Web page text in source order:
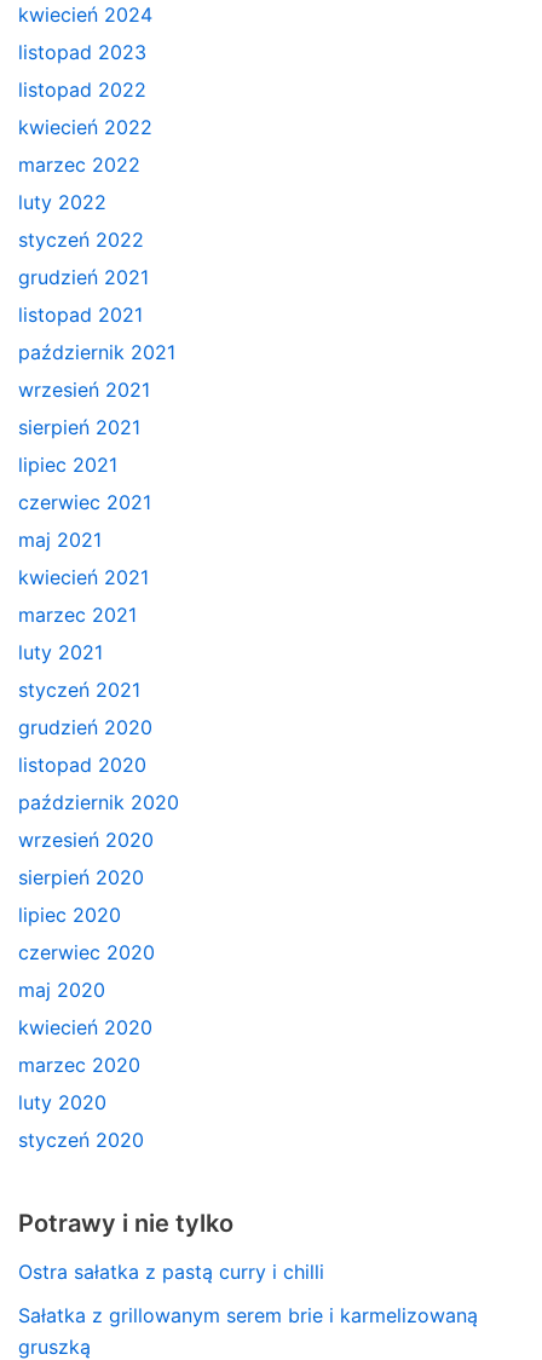
kwiecień 2024
listopad 2023
listopad 2022
kwiecień 2022
marzec 2022
luty 2022
styczeń 2022
grudzień 2021
listopad 2021
październik 2021
wrzesień 2021
sierpień 2021
lipiec 2021
czerwiec 2021
maj 2021
kwiecień 2021
marzec 2021
luty 2021
styczeń 2021
grudzień 2020
listopad 2020
październik 2020
wrzesień 2020
sierpień 2020
lipiec 2020
czerwiec 2020
maj 2020
kwiecień 2020
marzec 2020
luty 2020
styczeń 2020
Potrawy i nie tylko
Ostra sałatka z pastą curry i chilli
Sałatka z grillowanym serem brie i karmelizowaną
gruszką